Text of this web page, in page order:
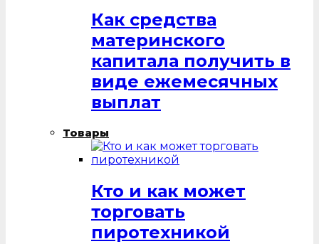
Как средства
материнского
капитала получить в
виде ежемесячных
выплат
Товары
Кто и как может
торговать
пиротехникой